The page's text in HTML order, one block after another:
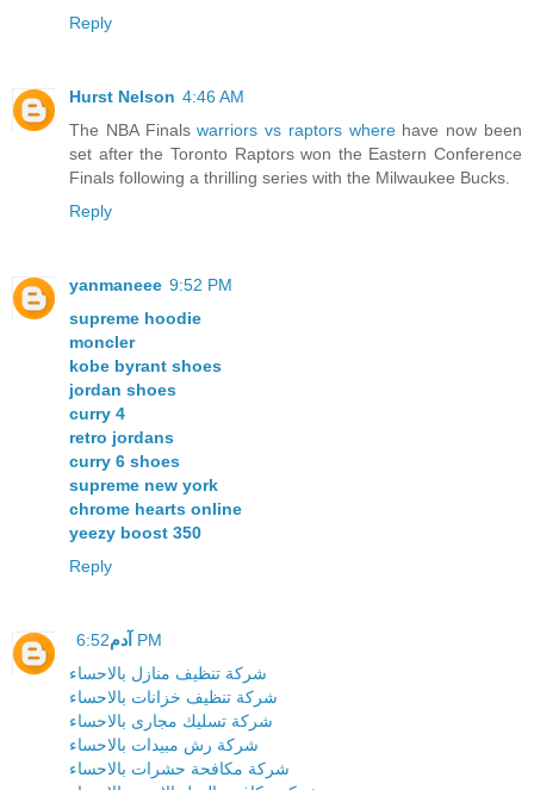
Reply
Hurst Nelson 4:46 AM
The NBA Finalswarriors vs raptors wherehave now been
set after the Toronto Raptors won the Eastern Conference
Finals following a thrilling series with the Milwaukee Bucks.
Reply
yanmaneee 9:52 PM
supreme hoodie
moncler
kobe byrant shoes
jordan shoes
curry 4
retro jordans
curry 6 shoes
supreme new york
chrome hearts online
yeezy boost 350
Reply
آدم 6:52 PM
شركة تنظيف منازل بالاحساء
شركة تنظيف خزانات بالاحساء
شركة تسليك مجارى بالاحساء
شركة رش مبيدات بالاحساء
شركة مكافحة حشرات بالاحساء